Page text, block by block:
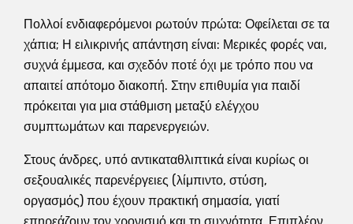
Πολλοί ενδιαφερόμενοι ρωτούν πρώτα: Οφείλεται σε τα
χάπια; Η ειλικρινής απάντηση είναι: Μερικές φορές ναι,
συχνά έμμεσα, και σχεδόν ποτέ όχι με τρόπο που να
απαιτεί απότομο διακοπή. Στην επιθυμία για παιδί
πρόκειται για μια στάθμιση μεταξύ ελέγχου
συμπτωμάτων και παρενεργειών.
Στους άνδρες, υπό αντικαταθλιπτικά είναι κυρίως οι
σεξουαλικές παρενέργειες (λίμπιντο, στύση,
οργασμός) που έχουν πρακτική σημασία, γιατί
επηρεάζουν τον χρονισμό και τη συχνότητα. Επιπλέον